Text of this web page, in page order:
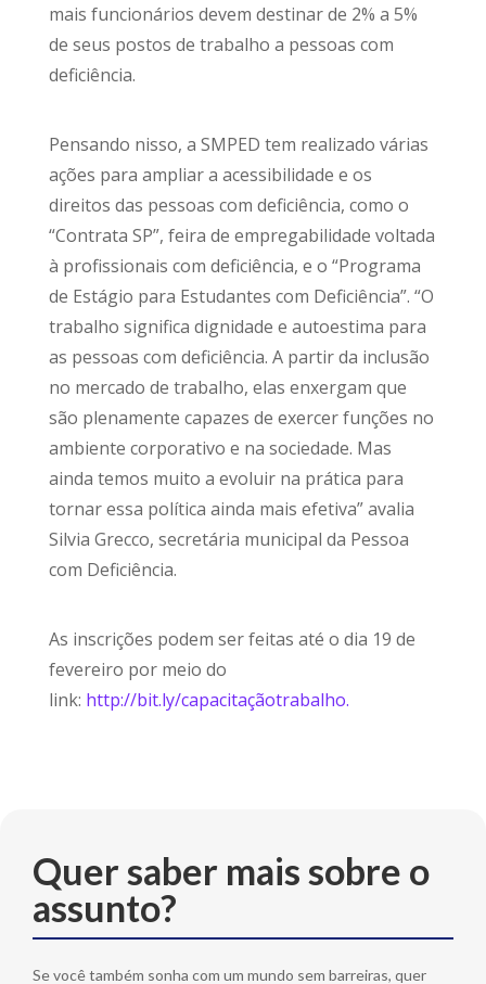
mais funcionários devem destinar de 2% a 5%
de seus postos de trabalho a pessoas com
deficiência.
Pensando nisso, a SMPED tem realizado várias
ações para ampliar a acessibilidade e os
direitos das pessoas com deficiência, como o
“Contrata SP”, feira de empregabilidade voltada
à profissionais com deficiência, e o “Programa
de Estágio para Estudantes com Deficiência”. “O
trabalho significa dignidade e autoestima para
as pessoas com deficiência. A partir da inclusão
no mercado de trabalho, elas enxergam que
são plenamente capazes de exercer funções no
ambiente corporativo e na sociedade. Mas
ainda temos muito a evoluir na prática para
tornar essa política ainda mais efetiva” avalia
Silvia Grecco, secretária municipal da Pessoa
com Deficiência.
As inscrições podem ser feitas até o dia 19 de
fevereiro por meio do
link: http://bit.ly/capacitaçãotrabalho.
Quer saber mais sobre o
assunto?
Se você também sonha com um mundo sem barreiras, quer